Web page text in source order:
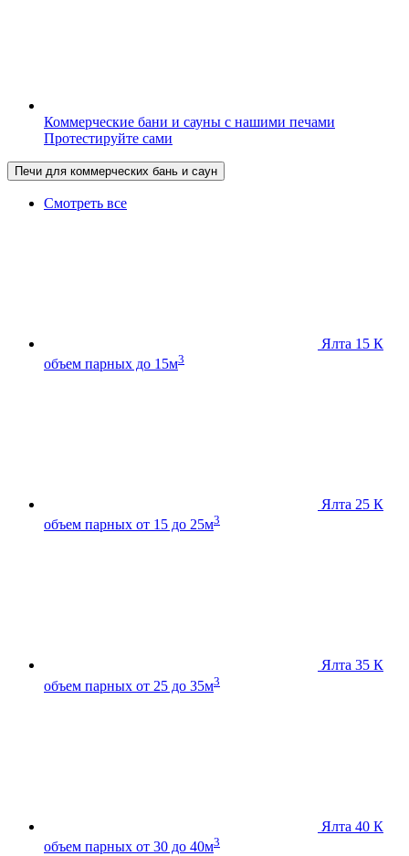
Коммерческие бани и сауны с нашими печами
Протестируйте сами
Печи для коммерческих бань и саун
Смотреть все
Ялта 15 К
объем парных до 15м3
Ялта 25 К
объем парных от 15 до 25м3
Ялта 35 К
объем парных от 25 до 35м3
Ялта 40 К
объем парных от 30 до 40м3